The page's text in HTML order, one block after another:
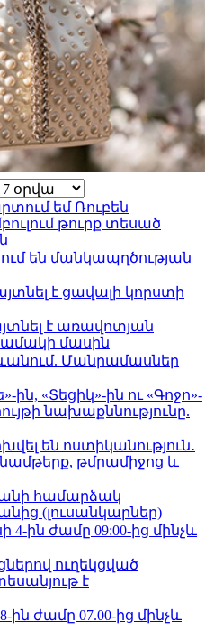
եմ Ռուբեն
թուրք տեսած
են մանկապղծության
է ցավալի կորստի
է առավոտյան
մասին
Մանրամասներ
ին, «Տեցիկ»-ին ու «Գոջո»-
նախաքննությունը.
են ոստիկանություն․
թմրամիջոց և
համարձակ
(լուսանկարներ)
4-ին ժամը 09:00-ից մինչև
ուղեկցված
է
ին ժամը 07.00-ից մինչև